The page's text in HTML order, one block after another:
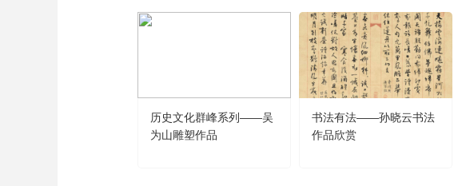
历史文化群峰系列——吴
为山雕塑作品
书法有法——孙晓云书法
作品欣赏